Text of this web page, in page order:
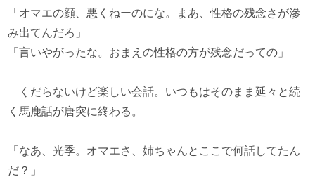
「オマエの顔、悪くねーのにな。まあ、性格の残念さが滲
み出てんだろ」
「言いやがったな。おまえの性格の方が残念だっての」
くだらないけど楽しい会話。いつもはそのまま延々と続
く馬鹿話が唐突に終わる。
「なあ、光季。オマエさ、姉ちゃんとここで何話してたん
だ？」